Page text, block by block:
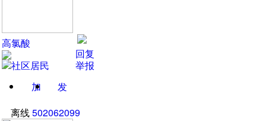
高氯酸
加
发
回复
举报
离线502062099